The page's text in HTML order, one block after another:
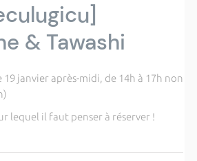
& Tawashi
janvier après-midi, de 14h à 17h non
lequel il faut penser à réserver !